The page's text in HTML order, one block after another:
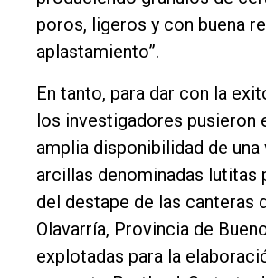
poros, ligeros y con buena
aplastamiento”.
En tanto, para dar con la
los investigadores pusieron
amplia disponibilidad de una
arcillas denominadas lutitas
del destape de las canteras
Olavarría, Provincia de
explotadas para la